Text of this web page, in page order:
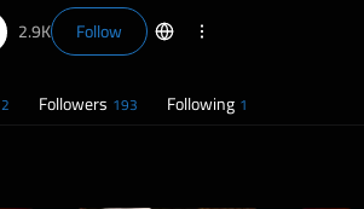
2.9K Follow
2 Followers 193 Following 1